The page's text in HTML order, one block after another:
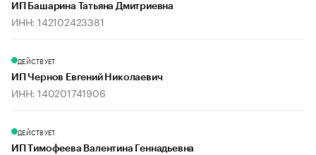
ИП Башарина Татьяна Дмитриевна
ИНН: 142102423381
ДЕЙСТВУЕТ
ИП Чернов Евгений Николаевич
ИНН: 140201741906
ДЕЙСТВУЕТ
ИП Тимофеева Валентина Геннадьевна